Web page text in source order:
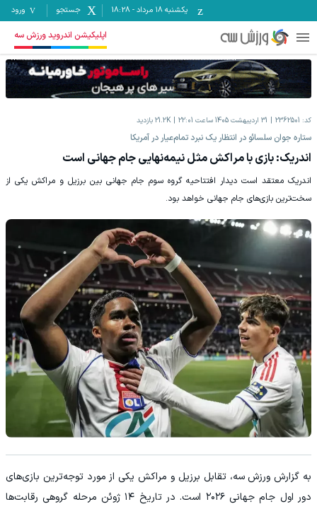
یکشنبه ۱۸ مرداد -
18:28 جستجو ورود
اپلیکیشن اندروید ورزش سه
کد: 2362501 31 اردیبهشت 1405 ساعت 22:01 21.2K بازدید
ستاره جوان سلسائو در انتظار یک نبرد تمام‌عیار در آمریکا
اندریک: بازی با مراکش مثل نیمه‌نهایی جام جهانی است
اندریک معتقد است دیدار افتتاحیه گروه سوم جام جهانی بین برزیل و مراکش یکی از
سخت‌ترین بازی‌های جام جهانی خواهد بود.
به گزارش ورزش سه، تقابل برزیل و مراکش یکی از مورد توجه‌ترین بازی‌های
دور اول جام جهانی ۲۰۲۶ است. در تاریخ ۱۴ ژوئن مرحله گروهی رقابت‌ها